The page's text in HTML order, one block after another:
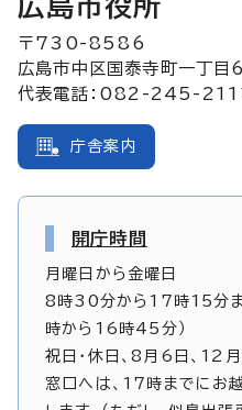
広島市役所
〒730-8586
広島市中区国泰寺町一丁
代表電話：082-245-
庁舎案内
開庁時間
月曜日から金曜日
8時30分から17時15分ま
時から16時45分）
祝日・休日、8月6日、12
窓口へは、17時までにお